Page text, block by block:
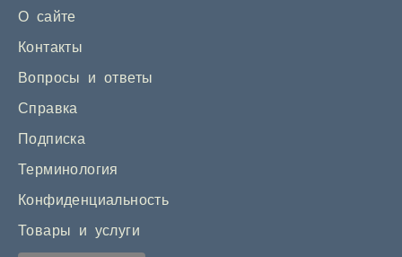
О сайте
Контакты
Вопросы и ответы
Справка
Подписка
Терминология
Конфиденциальность
Товары и услуги